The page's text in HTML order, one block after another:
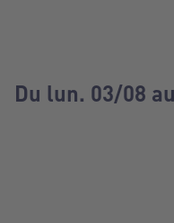
Du lun. 03/08